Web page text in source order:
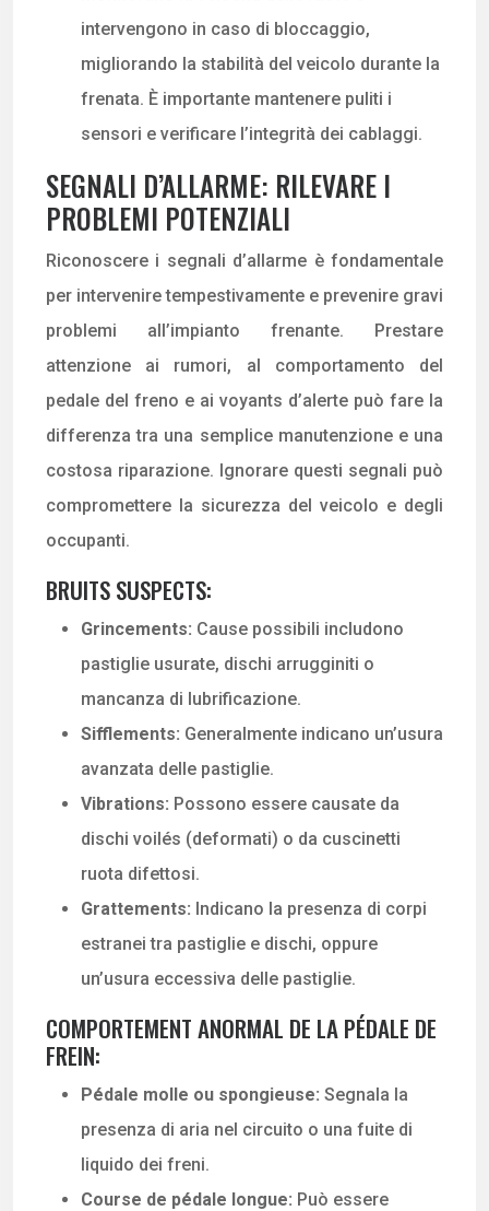
intervengono in caso di bloccaggio,
migliorando la stabilità del veicolo durante la
frenata. È importante mantenere puliti i
sensori e verificare l’integrità dei cablaggi.
SEGNALI D’ALLARME: RILEVARE I
PROBLEMI POTENZIALI
Riconoscere i segnali d’allarme è fondamentale
per intervenire tempestivamente e prevenire gravi
problemi all’impianto frenante. Prestare
attenzione ai rumori, al comportamento del
pedale del freno e ai voyants d’alerte può fare la
differenza tra una semplice manutenzione e una
costosa riparazione. Ignorare questi segnali può
compromettere la sicurezza del veicolo e degli
occupanti.
BRUITS SUSPECTS:
Grincements: Cause possibili includono
pastiglie usurate, dischi arrugginiti o
mancanza di lubrificazione.
Sifflements: Generalmente indicano un’usura
avanzata delle pastiglie.
Vibrations: Possono essere causate da
dischi voilés (deformati) o da cuscinetti
ruota difettosi.
Grattements: Indicano la presenza di corpi
estranei tra pastiglie e dischi, oppure
un’usura eccessiva delle pastiglie.
COMPORTEMENT ANORMAL DE LA PÉDALE DE
FREIN:
Pédale molle ou spongieuse: Segnala la
presenza di aria nel circuito o una fuite di
liquido dei freni.
Course de pédale longue: Può essere